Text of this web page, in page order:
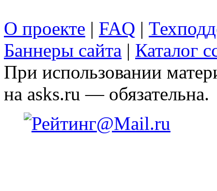
О проекте | FAQ |
Баннеры сайта | Каталог
При использовании
на asks.ru — обязательна.